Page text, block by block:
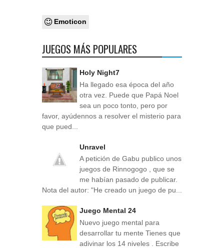
Emoticon
JUEGOS MÁS POPULARES
Holy Night7
Ha llegado esa época del año
otra vez. Puede que Papá Noel
sea un poco tonto, pero por
favor, ayúdennos a resolver el misterio para
que pued...
Unravel
A petición de Gabu publico unos
juegos de Rinnogogo , que se
me habían pasado de publicar.
Nota del autor: "He creado un juego de pu...
Juego Mental 24
Nuevo juego mental para
desarrollar tu mente Tienes que
adivinar los 14 niveles . Escribe